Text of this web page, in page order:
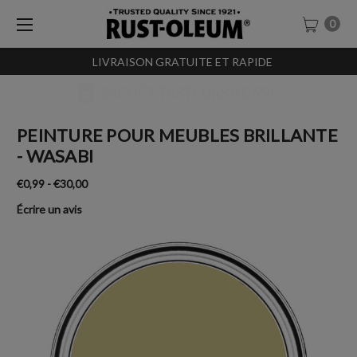
LIVRAISON GRATUITE ET RAPIDE
0
PEINTURE POUR MEUBLES BRILLANTE
- WASABI
€0,99 - €30,00
Écrire un avis